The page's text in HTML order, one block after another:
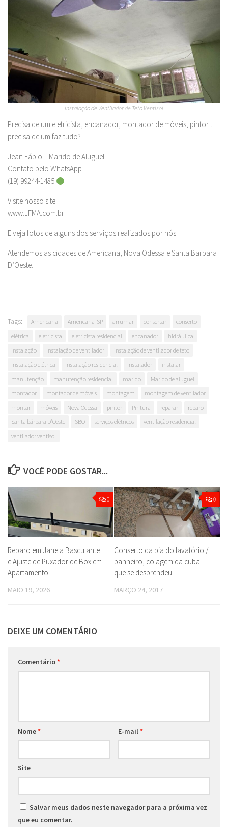
Instalação de Ventilador de Teto Ventisol
Precisa de um eletricista, encanador, montador de móveis, pintor…
precisa de um faz tudo?
Jean Fábio – Marido de Aluguel
Contato pelo WhatsApp
(19) 99244-1485
Visite nosso site:
www.JFMA.com.br
E veja fotos de alguns dos serviços realizados por nós.
Atendemos as cidades de Americana, Nova Odessa e Santa Barbara
D’Oeste.
Tags: Americana Americana-SP arrumar consertar
conserto
elétrica
eletricista eletricista residencial encanador
hidráulica
instalação
Instalação de ventilador
instalação de ventilador de teto
instalação elétrica
instalação residencial Instalador
instalar
manutenção
manutenção residencial marido
Marido de aluguel
montador
montador de móveis montagem
montagem de ventilador
montar
móveis Nova Odessa pintor Pintura reparar
reparo
Santa bárbara D'Oeste
SBO serviços elétricos
ventilação residencial
ventilador ventisol
VOCÊ PODE GOSTAR...
0
Reparo em Janela Basculante
e Ajuste de Puxador de Box em
Apartamento
MAIO 19, 2026
0
Conserto da pia do lavatório /
banheiro, colagem da cuba
que se desprendeu.
MARÇO 24, 2017
DEIXE UM COMENTÁRIO
Comentário*
Nome* E-mail *
Site
Salvar meus dados neste navegador para a próxima vez
que eu comentar.